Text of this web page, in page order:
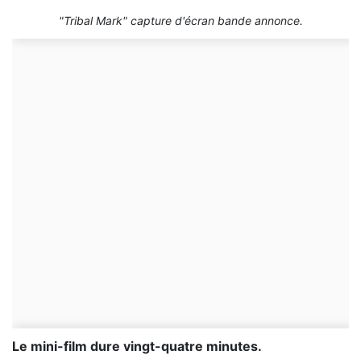
"Tribal Mark" capture d'écran bande annonce.
Le mini-film dure vingt-quatre minutes.